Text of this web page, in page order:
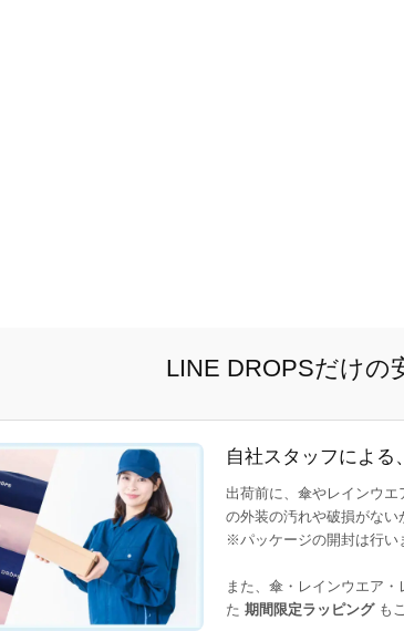
LINE DROPSだけの
自社スタッフによる
出荷前に、傘やレインウエ
の外装の汚れや破損がない
※パッケージの開封は行い
また、傘・レインウエア
た 期間限定ラッピングも